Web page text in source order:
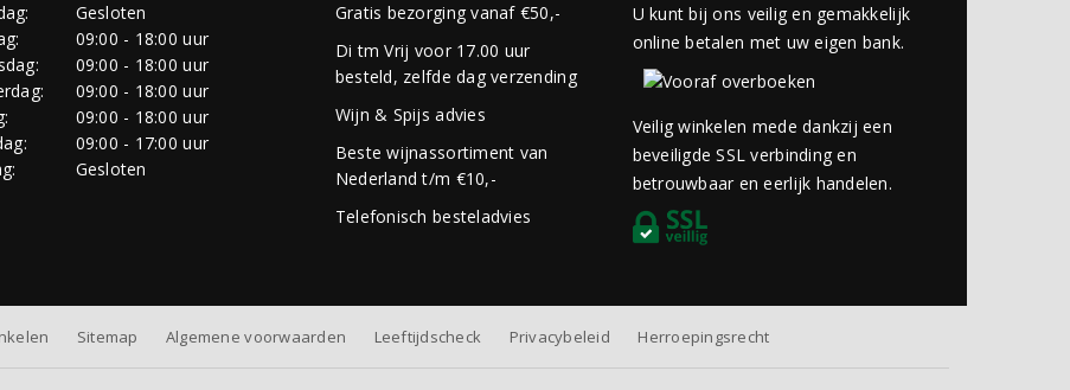
Gesloten
09:00 - 18:00 uur
09:00 - 18:00 uur
09:00 - 18:00 uur
09:00 - 18:00 uur
09:00 - 17:00 uur
Gesloten
Gratis bezorging vanaf €50,-
Di tm Vrij voor 17.00 uur
besteld, zelfde dag verzending
Wijn & Spijs advies
Beste wijnassortiment van
Nederland t/m €10,-
Telefonisch besteladvies
U kunt bij ons veilig en gemakkelijk
online betalen met uw eigen bank.
Veilig winkelen mede dankzij een
beveiligde SSL verbinding en
betrouwbaar en eerlijk handelen.
Sitemap Algemene voorwaarden Leeftijdscheck Privacybeleid Herroepingsrecht